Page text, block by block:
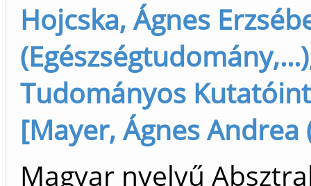
Hojcska, Ágnes
Tudományos
[Mayer, Ágnes
Magyar nyelvű